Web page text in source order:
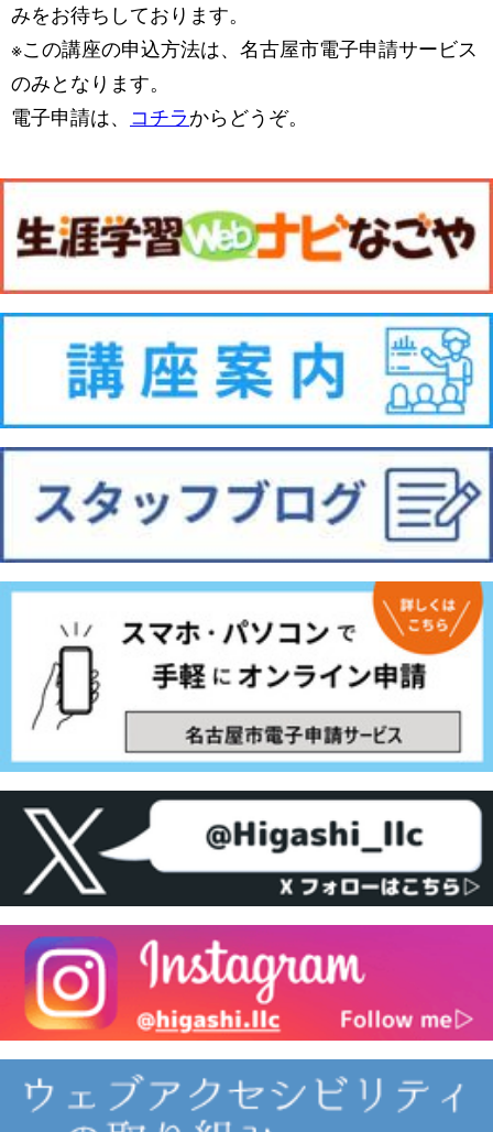
みをお待ちしております。
※この講座の申込方法は、名古屋市電子申請サービス
のみとなります。
電子申請は、 コチラからどうぞ。